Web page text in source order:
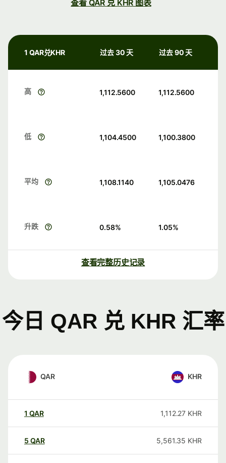
查看 QAR 兑 KHR 图表
1 QAR兑KHR 过去 30 天 过去 90 天
高 1,112.5600 1,112.5600
低 1,104.4500 1,100.3800
平均 1,108.1140 1,105.0476
升跌 0.58% 1.05%
查看完整历史记录
今日 QAR 兑 KHR 汇率
QAR KHR
1 QAR 1,112.27 KHR
5 QAR 5,561.35 KHR